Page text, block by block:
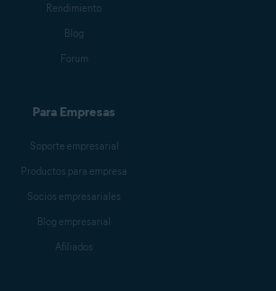
Rendimiento
Blog
Forum
Para Empresas
Soporte empresarial
Productos para empresa
Socios empresariales
Blog empresarial
Afiliados